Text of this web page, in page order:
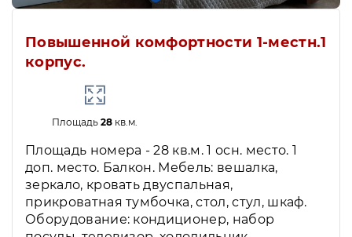
Повышенной комфортности 1-местн.1
корпус.
Площадь28 кв.м.
Площадь номера - 28 кв.м. 1 осн. место. 1
доп. место. Балкон. Мебель: вешалка,
зеркало, кровать двуспальная,
прикроватная тумбочка, стол, стул, шкаф.
Оборудование: кондиционер, набор